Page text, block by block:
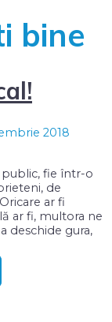
bine
2018
fie într-o
de
ar fi
ar fi, multora ne
deschide gura,